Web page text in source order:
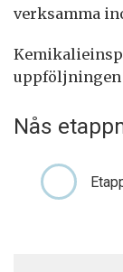
verksamma
uppföljningen
Nås